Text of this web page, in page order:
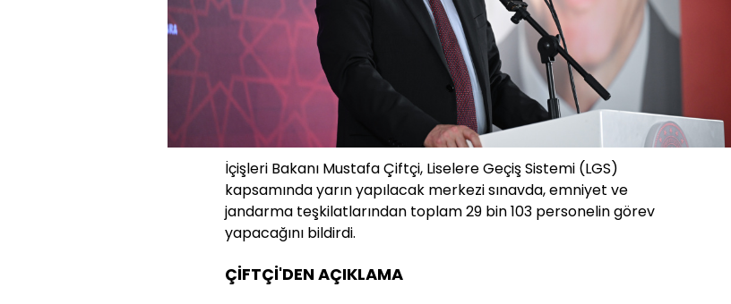
İçişleri Bakanı Mustafa Çiftçi, Liselere Geçiş Sistemi (LGS)
kapsamında yarın yapılacak merkezi sınavda, emniyet ve
jandarma teşkilatlarından toplam 29 bin 103 personelin görev
yapacağını bildirdi.
ÇİFTÇİ'DEN AÇIKLAMA